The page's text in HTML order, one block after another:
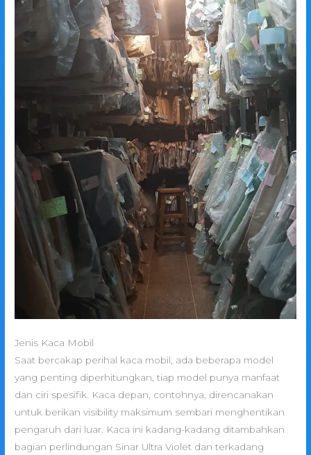
Jenis Kaca Mobil
Saat bercakap perihal kaca mobil, ada beberapa model
yang penting diperhitungkan, tiap model punya manfaat
dan ciri spesifik. Kaca depan, contohnya, direncanakan
untuk berikan visibility maksimum sembari menghentikan
pengaruh dari luar. Kaca ini kadang-kadang ditambahkan
bagian perlindungan Sinar Ultra Violet dan terkadang